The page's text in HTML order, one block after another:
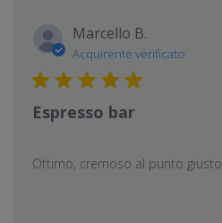
Marcello B.
Acquirente verificato
Espresso bar
Ottimo, cremoso al punto giusto